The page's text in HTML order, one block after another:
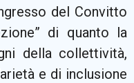
del Convitto
di quanto la
della collettività,
e di inclusione